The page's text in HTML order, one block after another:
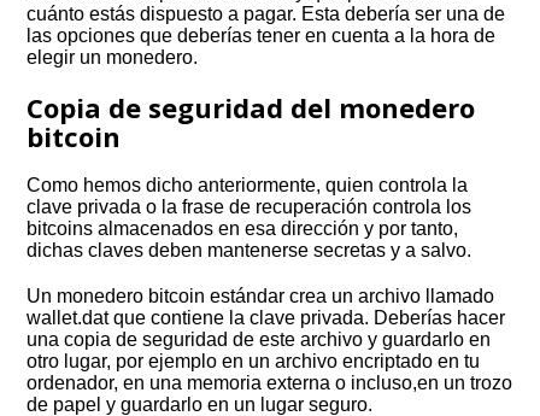
cuánto estás dispuesto a pagar. Esta debería ser una de
las opciones que deberías tener en cuenta a la hora de
elegir un monedero.
Copia de seguridad del monedero
bitcoin
Como hemos dicho anteriormente, quien controla la
clave privada o la frase de recuperación controla los
bitcoins almacenados en esa dirección y por tanto,
dichas claves deben mantenerse secretas y a salvo.
Un monedero bitcoin estándar crea un archivo llamado
wallet.dat que contiene la clave privada. Deberías hacer
una copia de seguridad de este archivo y guardarlo en
otro lugar, por ejemplo en un archivo encriptado en tu
ordenador, en una memoria externa o incluso,en un trozo
de papel y guardarlo en un lugar seguro.